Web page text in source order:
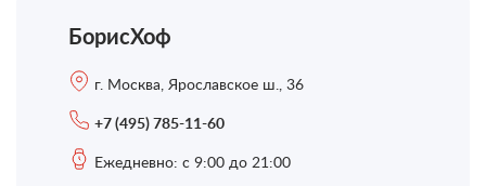
БорисХоф
г. Москва, Ярославское ш., 36
+7 (495) 785-11-60
Ежедневно: с 9:00 до 21:00